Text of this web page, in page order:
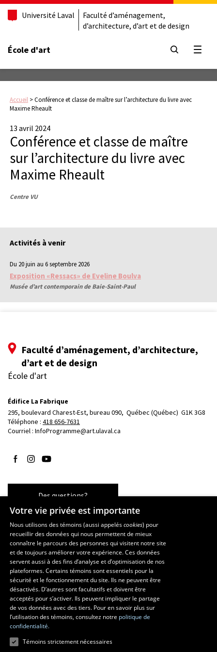
Université Laval
Faculté d’aménagement,
d’architecture, d’art et de design
École d'art
Accueil >Conférence et classe de maître sur l’architecture du livre avec
Maxime Rheault
13 avril 2024
Conférence et classe de maître
sur l’architecture du livre avec
Maxime Rheault
Centre VU
Activités à venir
Du 20 juin au 6 septembre 2026
Exposition «Ressacs» de Eveline Boulva
Musée d’art contemporain de Baie-Saint-Paul
Faculté d’aménagement, d’architecture,
d’art et de design
École d'art
Édifice La Fabrique
295, boulevard Charest-Est, bureau 090, Québec (Québec)  G1K 3G8
Téléphone : 418 656-7631
Courriel : InfoProgramme@art.ulaval.ca
Suivez-nous sur Facebook
Suivez-nous sur Instagram
Suivez-nous sur YouTube
Des questions?
Les écoles et la recherche
École supérieure d’aménagement du territoire et de développement
régional
École d’architecture
École de design
Centre de recherche en aménagement et développement
Votre vie privée est importante
Nous utilisons des témoins (aussi appeléscookies) pour
recueillir des données qui nous permettent de mieux
connaître le parcours des personnes qui visitent notre site
et de toujours améliorer votre expérience. Ces données
servent aussi à des fins d’analyse et d’optimisation de nos
plateformes. Certains témoins sont essentiels pour la
sécurité et le fonctionnement du site. Ils ne peuvent être
désactivés. D’autres sont facultatifs et doivent être
acceptés pour s’activer. Ils peuvent impliquer le partage
de vos données avec des tiers. Pour en savoir plus sur
l’utilisation des témoins, consultez notre politique de
confidentialité.
Témoins strictement nécessaires